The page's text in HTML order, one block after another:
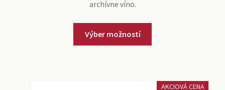
archívne víno.
Výber možností
AKCIOVÁ CENA